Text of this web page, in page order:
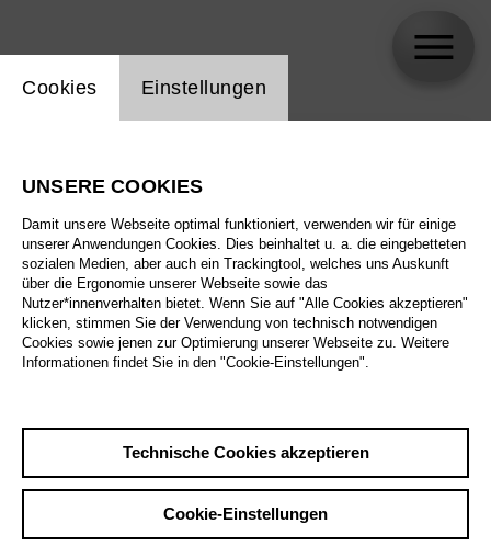
Alle Sparten
Alle Spielstätten
Alle Merkmale
Sa29.8.
Großes Haus
Einstellung Website Cookie
Cookies Einstellungen
UNSERE COOKIES
Damit unsere Webseite optimal funktioniert, verwenden wir für einige
unserer Anwendungen Cookies. Dies beinhaltet u. a. die eingebetteten
sozialen Medien, aber auch ein Trackingtool, welches uns Auskunft
über die Ergonomie unserer Webseite sowie das
Nutzer*innenverhalten bietet. Wenn Sie auf "Alle Cookies akzeptieren"
klicken, stimmen Sie der Verwendung von technisch notwendigen
Cookies sowie jenen zur Optimierung unserer Webseite zu. Weitere
Informationen findet Sie in den "Cookie-Einstellungen".
Technische Cookies akzeptieren
Cookie-Einstellungen